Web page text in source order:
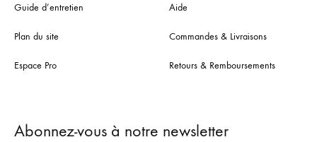
Guide d’entretien
Plan du site
Espace Pro
Aide
Commandes & Livraisons
Retours & Remboursements
Abonnez-vous à notre newsletter